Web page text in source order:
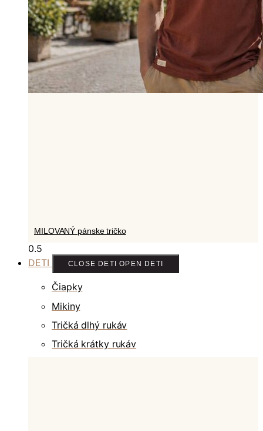
MILOVANÝ pánske tričko
DETI CLOSE DETI OPEN DETI
Čiapky
Mikiny
Tričká dlhý rukáv
Tričká krátky rukáv